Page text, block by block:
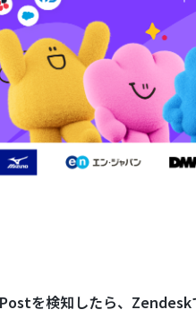
を検知したら、Zendesk